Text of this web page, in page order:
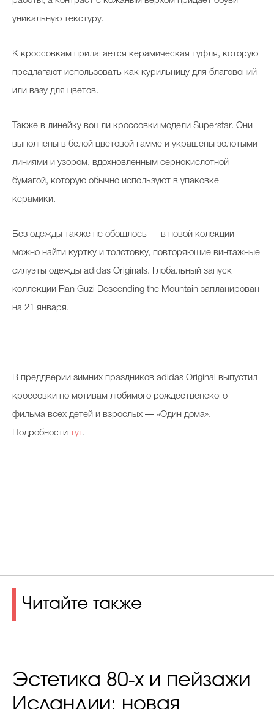
уникальную текстуру.
К кроссовкам прилагается керамическая туфля, которую
предлагают использовать как курильницу для благовоний
или вазу для цветов.
Также в линейку вошли кроссовки модели Superstar. Они
выполнены в белой цветовой гамме и украшены золотыми
линиями и узором, вдохновленным сернокислотной
бумагой, которую обычно используют в упаковке
керамики.
Без одежды также не обошлось — в новой колекции
можно найти куртку и толстовку, повторяющие винтажные
силуэты одежды adidas Originals. Глобальный запуск
коллекции Ran Guzi Descending the Mountain запланирован
на 21 января.
В преддверии зимних праздников adidas Original выпустил
кроссовки по мотивам любимого рождественского
фильма всех детей и взрослых — «Один дома».
Подробности тут.
Читайте также
Эстетика 80-х и пейзажи
Исландии: новая